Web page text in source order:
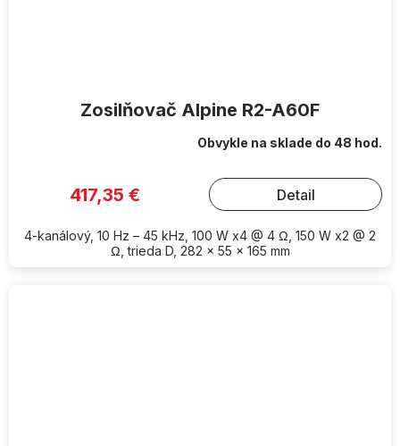
Zosilňovač Alpine R2-A60F
Obvykle na sklade do 48 hod.
417,35 € Detail
4-kanálový, 10 Hz – 45 kHz, 100 W x4 @ 4 Ω, 150 W x2 @ 2
Ω, trieda D, 282 x 55 x 165 mm